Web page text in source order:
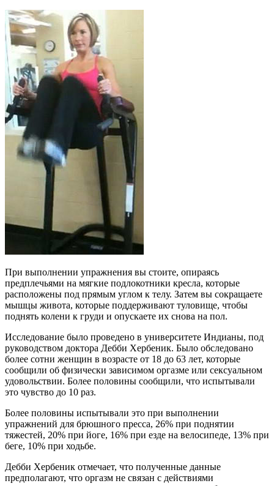
При выполнении упражнения вы стоите, опираясь
предплечьями на мягкие подлокотники кресла, которые
расположены под прямым углом к телу. Затем вы сокращаете
мышцы живота, которые поддерживают туловище, чтобы
поднять колени к груди и опускаете их снова на пол.
Исследование было проведено в университете Индианы, под
руководством доктора Дебби Хербеник. Было обследовано
более сотни женщин в возрасте от 18 до 63 лет, которые
сообщили об физически зависимом оргазме или сексуальном
удовольствии. Более половины сообщили, что испытывали
это чувство до 10 раз.
Более половины испытывали это при выполнении
упражнений для брюшного пресса, 26% при поднятии
тяжестей, 20% при йоге, 16% при езде на велосипеде, 13% при
беге, 10% при ходьбе.
Дебби Хербеник отмечает, что полученные данные
предполагают, что оргазм не связан с действиями